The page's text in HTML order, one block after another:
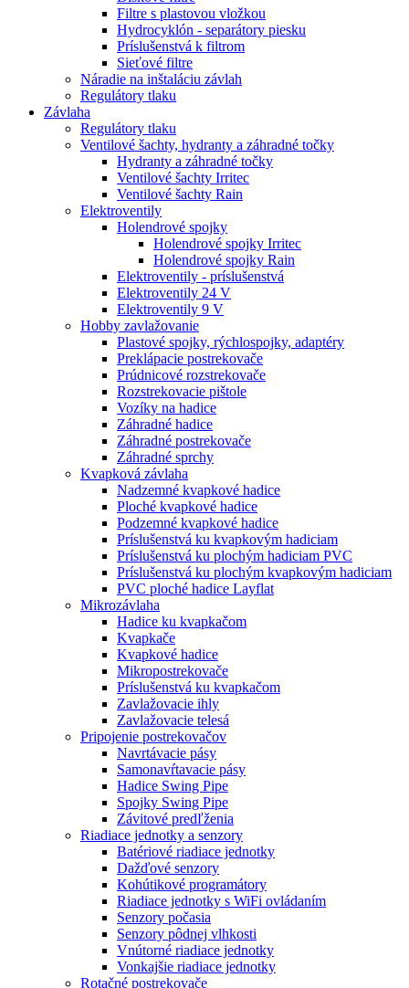
Filtre s plastovou vložkou
Hydrocyklón - separátory piesku
Príslušenstvá k filtrom
Sieťové filtre
Náradie na inštaláciu závlah
Regulátory tlaku
Závlaha
Regulátory tlaku
Ventilové šachty, hydranty a záhradné točky
Hydranty a záhradné točky
Ventilové šachty Irritec
Ventilové šachty Rain
Elektroventily
Holendrové spojky
Holendrové spojky Irritec
Holendrové spojky Rain
Elektroventily - príslušenstvá
Elektroventily 24 V
Elektroventily 9 V
Hobby zavlažovanie
Plastové spojky, rýchlospojky, adaptéry
Preklápacie postrekovače
Prúdnicové rozstrekovače
Rozstrekovacie pištole
Vozíky na hadice
Záhradné hadice
Záhradné postrekovače
Záhradné sprchy
Kvapková závlaha
Nadzemné kvapkové hadice
Ploché kvapkové hadice
Podzemné kvapkové hadice
Príslušenstvá ku kvapkovým hadiciam
Príslušenstvá ku plochým hadiciam PVC
Príslušenstvá ku plochým kvapkovým hadiciam
PVC ploché hadice Layflat
Mikrozávlaha
Hadice ku kvapkačom
Kvapkače
Kvapkové hadice
Mikropostrekovače
Príslušenstvá ku kvapkačom
Zavlažovacie ihly
Zavlažovacie telesá
Pripojenie postrekovačov
Navrtávacie pásy
Samonavŕtavacie pásy
Hadice Swing Pipe
Spojky Swing Pipe
Závitové predľženia
Riadiace jednotky a senzory
Batériové riadiace jednotky
Dažďové senzory
Kohútikové programátory
Riadiace jednotky s WiFi ovládaním
Senzory počasia
Senzory pôdnej vlhkosti
Vnútorné riadiace jednotky
Vonkajšie riadiace jednotky
Rotačné postrekovače